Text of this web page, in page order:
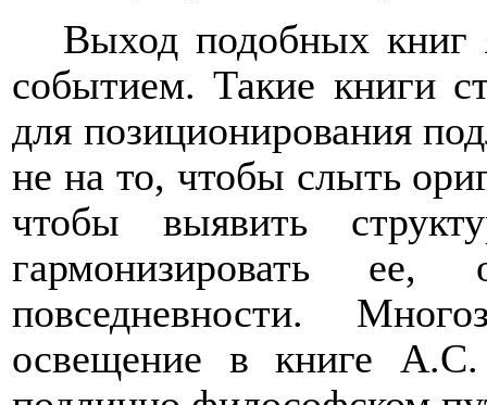
Выход подобных книг
событием. Такие книги
для позиционирования
не на то, чтобы слыть
чтобы выявить
гармонизировать
повседневности.
освещение в книге